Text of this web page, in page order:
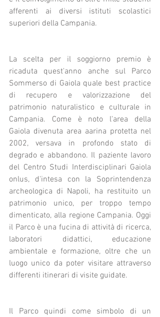
afferenti ai diversi istituti scolastici
superiori della Campania.
La scelta per il soggiorno premio è
ricaduta quest'anno anche sul Parco
Sommerso di Gaiola quale best practice
di recupero e valorizzazione del
patrimonio naturalistico e culturale in
Campania. Come è noto l'area della
Gaiola divenuta area aarina protetta nel
2002, versava in profondo stato di
degrado e abbandono. Il paziente lavoro
del Centro Studi Interdisciplinari Gaiola
onlus, d'intesa con la Soprintendenza
archeologica di Napoli, ha restituito un
patrimonio unico, per troppo tempo
dimenticato, alla regione Campania. Oggi
il Parco è una fucina di attività di ricerca,
laboratori didattici, educazione
ambientale e formazione, oltre che un
luogo unico da poter visitare attraverso
differenti itinerari di visite guidate.
Il Parco quindi come simbolo di un